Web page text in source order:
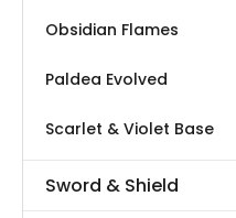
Obsidian Flames
Paldea Evolved
Scarlet & Violet Base
Sword & Shield